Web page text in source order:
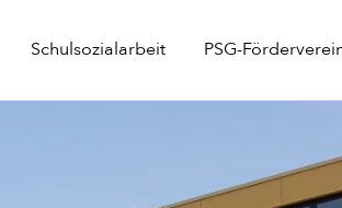
Schulsozialarbeit PSG-